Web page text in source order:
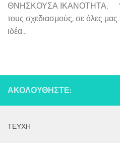
ΘΝΗΣΚΟΥΣΑ ΙΚΑΝΟΤΗΤΑ;
τους σχεδιασμούς, σε όλες μας
ιδέα...
ΑΚΟΛΟΥΘΉΣΤΕ:
ΤΕΎΧΗ